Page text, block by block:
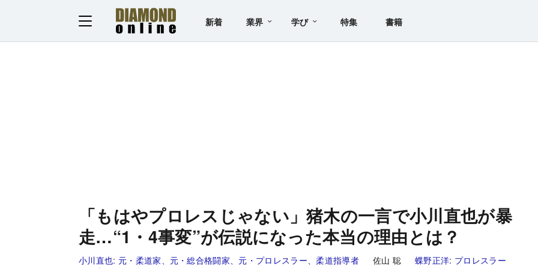
新着 業界 学び 特集 書籍
「もはやプロレスじゃない」猪木の一言で小川直也が暴
走…“1・4事変”が伝説になった本当の理由とは？
小川直也: 元・柔道家、元・総合格闘家、元・プロレスラー、柔道指導者 佐山 聡蝶野正洋: プロレスラー